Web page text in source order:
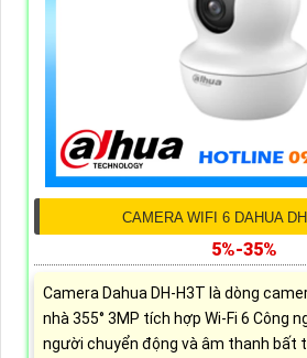
CAMERA WIFI 6 DAHUA
5%-35%
Camera Dahua DH-H3T là dòng
nhà 355° 3MP tích hợp Wi-Fi 6 Công
người chuyển động và âm thanh bất